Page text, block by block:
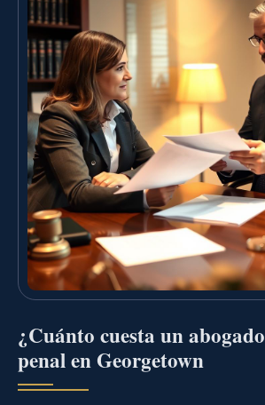
¿Cuánto cuesta un
penal en Georgetown